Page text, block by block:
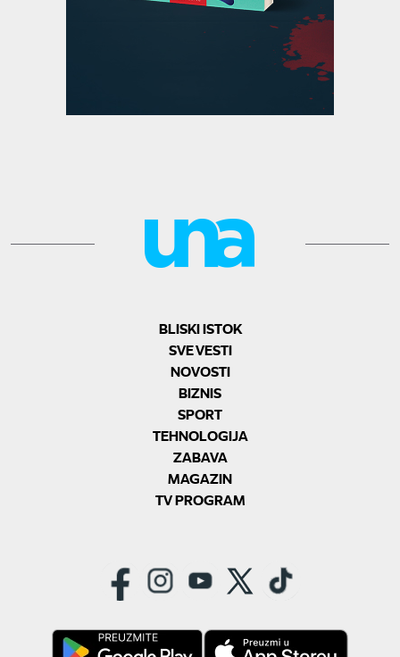
BLISKI ISTOK
SVE VESTI
NOVOSTI
BIZNIS
SPORT
TEHNOLOGIJA
ZABAVA
MAGAZIN
TV PROGRAM